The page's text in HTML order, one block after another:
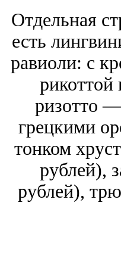
Отдельная
есть
равиоли: с
ризотто
грецкими
тонком
рублей),
рублей),